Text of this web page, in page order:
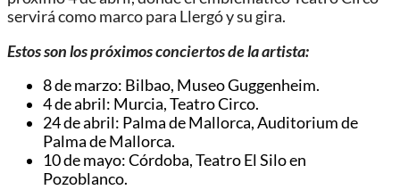
servirá como marco para Llergó y su gira.
Estos son los próximos conciertos de la artista:
8 de marzo: Bilbao, Museo Guggenheim.
4 de abril: Murcia, Teatro Circo.
24 de abril: Palma de Mallorca, Auditorium de
Palma de Mallorca.
10 de mayo: Córdoba, Teatro El Silo en
Pozoblanco.